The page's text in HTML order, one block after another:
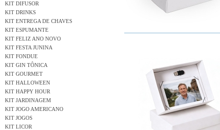
KIT DIFUSOR
KIT DRINKS
KIT ENTREGA DE CHAVES
KIT ESPUMANTE
KIT FELIZ ANO NOVO
KIT FESTA JUNINA
KIT FONDUE
KIT GIN TÔNICA
KIT GOURMET
KIT HALLOWEEN
KIT HAPPY HOUR
KIT JARDINAGEM
KIT JOGO AMERICANO
KIT JOGOS
KIT LICOR